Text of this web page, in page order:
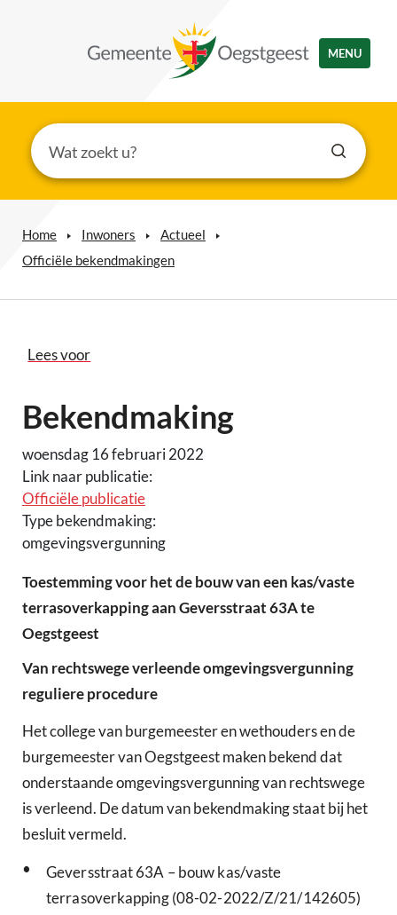
MENU
Home Inwoners
Actueel
Officiële bekendmakingen
Lees voor
Bekendmaking
woensdag 16 februari 2022
Link naar publicatie:
Officiële publicatie
Type bekendmaking:
omgevingsvergunning
Toestemming voor het de bouw van een kas/vaste
terrasoverkapping aan Geversstraat 63A te
Oegstgeest
Van rechtswege verleende omgevingsvergunning
reguliere procedure
Het college van burgemeester en wethouders en de
burgemeester van Oegstgeest maken bekend dat
onderstaande omgevingsvergunning van rechtswege
is verleend. De datum van bekendmaking staat bij het
besluit vermeld.
•
Geversstraat 63A – bouw kas/vaste
terrasoverkapping (08-02-2022/Z/21/142605)